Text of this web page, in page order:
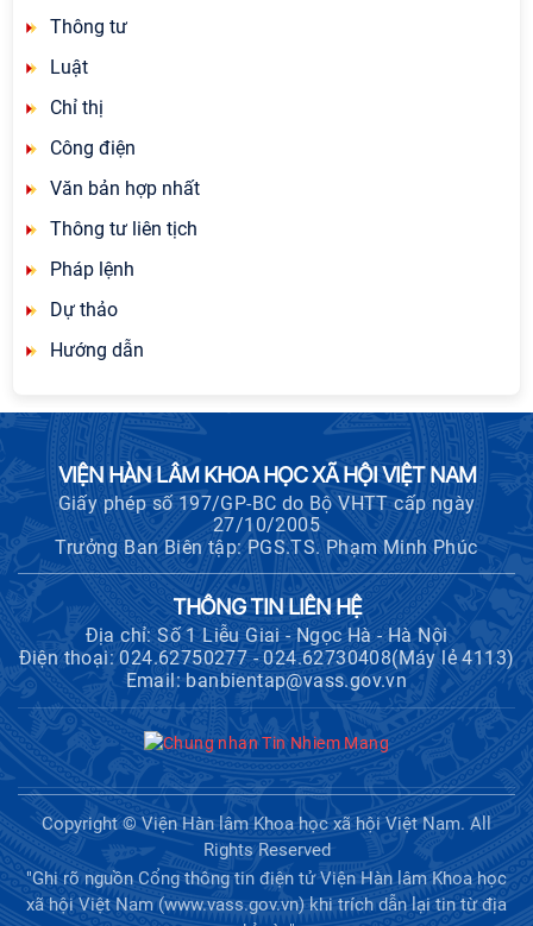
Thông tư
Luật
Chỉ thị
Công điện
Văn bản hợp nhất
Thông tư liên tịch
Pháp lệnh
Dự thảo
Hướng dẫn
VIỆN HÀN LÂM KHOA HỌC XÃ HỘI VIỆT NAM
Giấy phép số 197/GP-BC do Bộ VHTT cấp ngày
27/10/2005
Trưởng Ban Biên tập: PGS.TS. Phạm Minh Phúc
THÔNG TIN LIÊN HỆ
Địa chỉ: Số 1 Liễu Giai - Ngọc Hà - Hà Nội
Điện thoại: 024.62750277 - 024.62730408(Máy lẻ 4113)
Email: banbientap@vass.gov.vn
Copyright © Viện Hàn lâm Khoa học xã hội Việt Nam. All
Rights Reserved
"Ghi rõ nguồn Cổng thông tin điện tử Viện Hàn lâm Khoa học
xã hội Việt Nam (www.vass.gov.vn) khi trích dẫn lại tin từ địa